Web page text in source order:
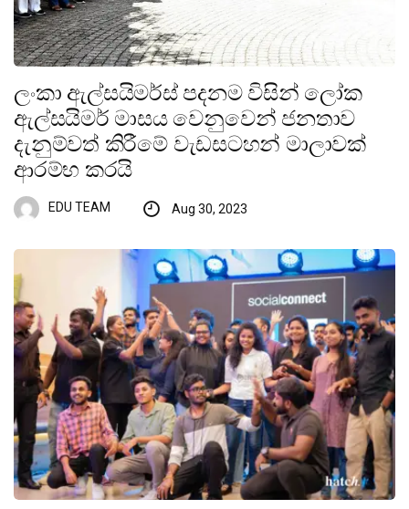
ලංකා ඇල්සයිමර්ස් පදනම විසින් ලෝක
ඇල්සයිමර් මාසය වෙනුවෙන් ජනතාව
දැනුම්වත් කිරීමේ වැඩසටහන් මාලාවක්
ආරම්භ කරයි
EDU TEAM Aug 30, 2023